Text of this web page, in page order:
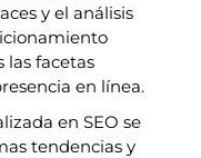
y el análisis
las facetas
en línea.
en SEO se
tendencias y